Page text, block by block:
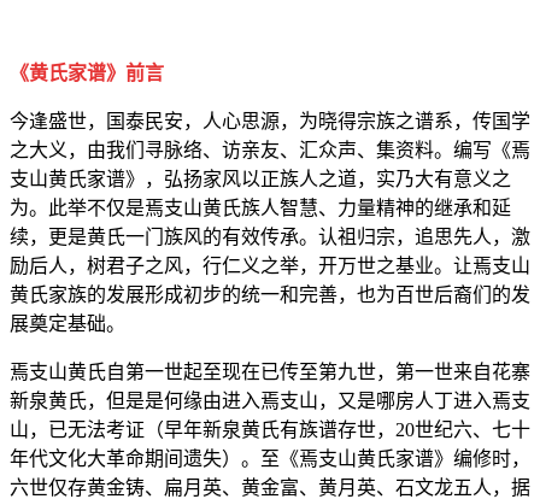
《黄氏家谱》前言
今逢盛世，国泰民安，人心思源，为晓得宗族之谱系，传国学
之大义，由我们寻脉络、访亲友、汇众声、集资料。编写《焉
支山黄氏家谱》，弘扬家风以正族人之道，实乃大有意义之
为。此举不仅是焉支山黄氏族人智慧、力量精神的继承和延
续，更是黄氏一门族风的有效传承。认祖归宗，追思先人，激
励后人，树君子之风，行仁义之举，开万世之基业。让焉支山
黄氏家族的发展形成初步的统一和完善，也为百世后裔们的发
展奠定基础。
焉支山黄氏自第一世起至现在已传至第九世，第一世来自花寨
新泉黄氏，但是是何缘由进入焉支山，又是哪房人丁进入焉支
山，已无法考证（早年新泉黄氏有族谱存世，20世纪六、七十
年代文化大革命期间遗失）。至《焉支山黄氏家谱》编修时，
六世仅存黄金铸、扁月英、黄金富、黄月英、石文龙五人，据